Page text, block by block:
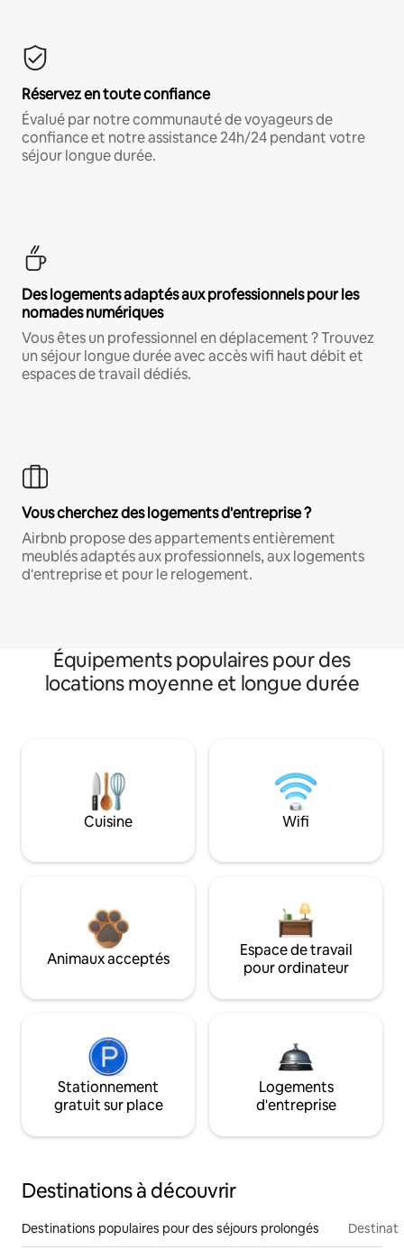
Réservez en toute confiance
Évalué par notre communauté de voyageurs de
confiance et notre assistance 24h/24 pendant votre
séjour longue durée.
Des logements adaptés aux professionnels pour les
nomades numériques
Vous êtes un professionnel en déplacement ? Trouvez
un séjour longue durée avec accès wifi haut débit et
espaces de travail dédiés.
Vous cherchez des logements d'entreprise ?
Airbnb propose des appartements entièrement
meublés adaptés aux professionnels, aux logements
d'entreprise et pour le relogement.
Équipements populaires pour des
locations moyenne et longue durée
Cuisine Wifi
Animaux acceptés
Espace de travail
pour ordinateur
Stationnement
gratuit sur place
Logements
d'entreprise
Destinations à découvrir
Destinations populaires pour des séjours prolongés